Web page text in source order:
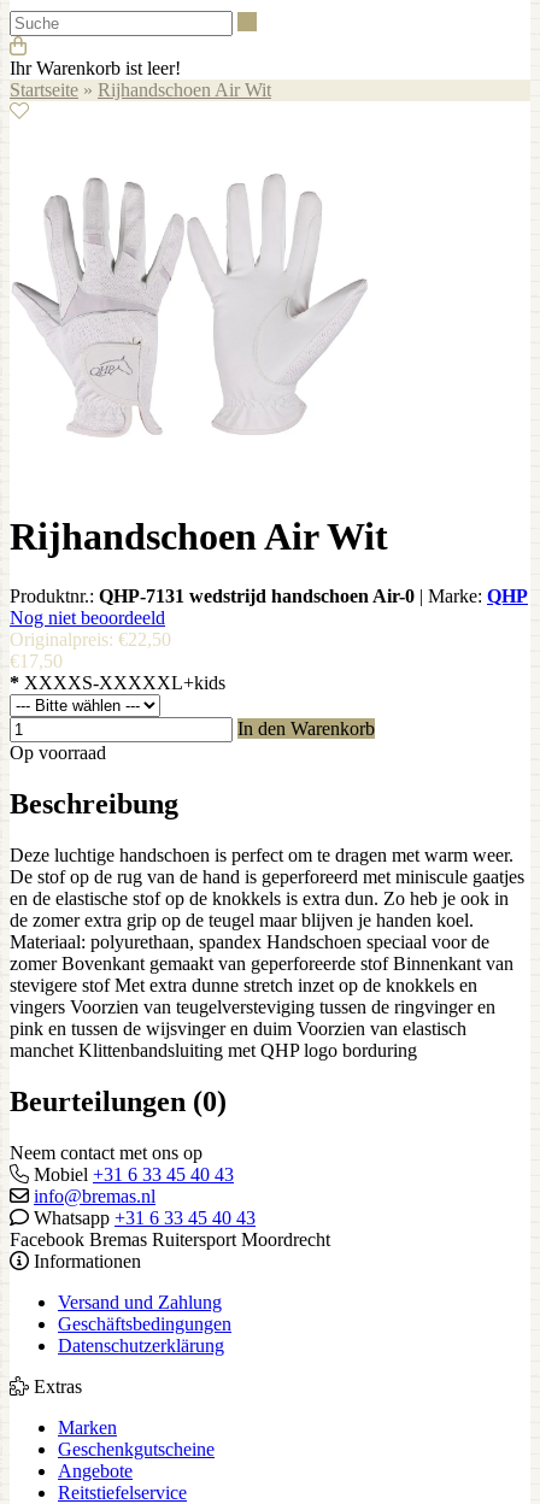
Ihr Warenkorb ist leer!
Startseite » Rijhandschoen Air Wit
Rijhandschoen Air Wit
Produktnr.: QHP-7131 wedstrijd handschoen Air-0 | Marke: QHP
Nog niet beoordeeld
Originalpreis: €22,50
€17,50
* XXXXS-XXXXXL+kids
In den Warenkorb
Op voorraad
Beschreibung
Deze luchtige handschoen is perfect om te dragen met warm weer.
De stof op de rug van de hand is geperforeerd met miniscule gaatjes
en de elastische stof op de knokkels is extra dun. Zo heb je ook in
de zomer extra grip op de teugel maar blijven je handen koel.
Materiaal: polyurethaan, spandex Handschoen speciaal voor de
zomer Bovenkant gemaakt van geperforeerde stof Binnenkant van
stevigere stof Met extra dunne stretch inzet op de knokkels en
vingers Voorzien van teugelversteviging tussen de ringvinger en
pink en tussen de wijsvinger en duim Voorzien van elastisch
manchet Klittenbandsluiting met QHP logo borduring
Beurteilungen (0)
Neem contact met ons op
Mobiel +31 6 33 45 40 43
info@bremas.nl
Whatsapp +31 6 33 45 40 43
Facebook Bremas Ruitersport Moordrecht
Informationen
Versand und Zahlung
Geschäftsbedingungen
Datenschutzerklärung
Extras
Marken
Geschenkgutscheine
Angebote
Reitstiefelservice